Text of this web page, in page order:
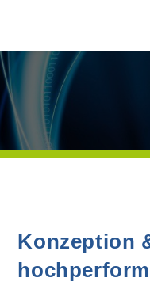
Konzeption